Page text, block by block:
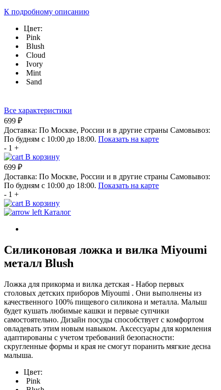
К подробному описанию
Цвет:
Pink
Blush
Cloud
Ivory
Mint
Sand
Все характеристики
699 ₽
Доставка: По Москве, России и в другие страны Самовывоз:
По будням с 10:00 до 18:00. Показать на карте
- 1 +
В корзину
699 ₽
Доставка: По Москве, России и в другие страны Самовывоз:
По будням с 10:00 до 18:00. Показать на карте
- 1 +
В корзину
Каталог
Силиконовая ложка и вилка Мiyoumi
металл Blush
Ложка для прикорма и вилка детская - Набор первых
столовых детских приборов Miyoumi . Они выполнены из
качественного 100% пищевого силикона и металла. Малыш
будет кушать любимые кашки и первые супчики
самостоятельно. Дизайн посуды способствует с комфортом
овладевать этим новым навыком. Аксессуары для кормления
адаптированы с учетом требований безопасности:
скругленные формы и края не смогут поранить мягкие десна
малыша.
Цвет:
Pink